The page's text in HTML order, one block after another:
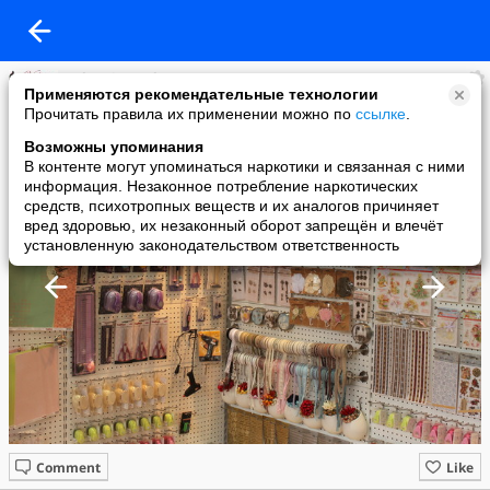
Применяются рекомендательные технологии
Прочитать правила их применении можно по ссылке
Возможны упоминания
В контенте могут упоминаться наркотики и связанная с ними
информация. Незаконное потребление наркотических
средств, психотропных веществ и их аналогов причиняет
вред здоровью, их незаконный оборот запрещён и влечёт
установленную законодательством ответственность
Baby-VipCrochet
added a photo
30 Sep в 20:49
Like
Comment